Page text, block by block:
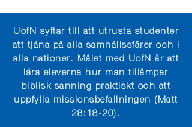
UofN syftar till att utrusta studenter
att tjäna på alla samhällssfärer och i
alla nationer. Målet med UofN är att
lära eleverna hur man tillämpar
biblisk sanning praktiskt och att
uppfylla missionsbefallningen (Matt
28:18-20).